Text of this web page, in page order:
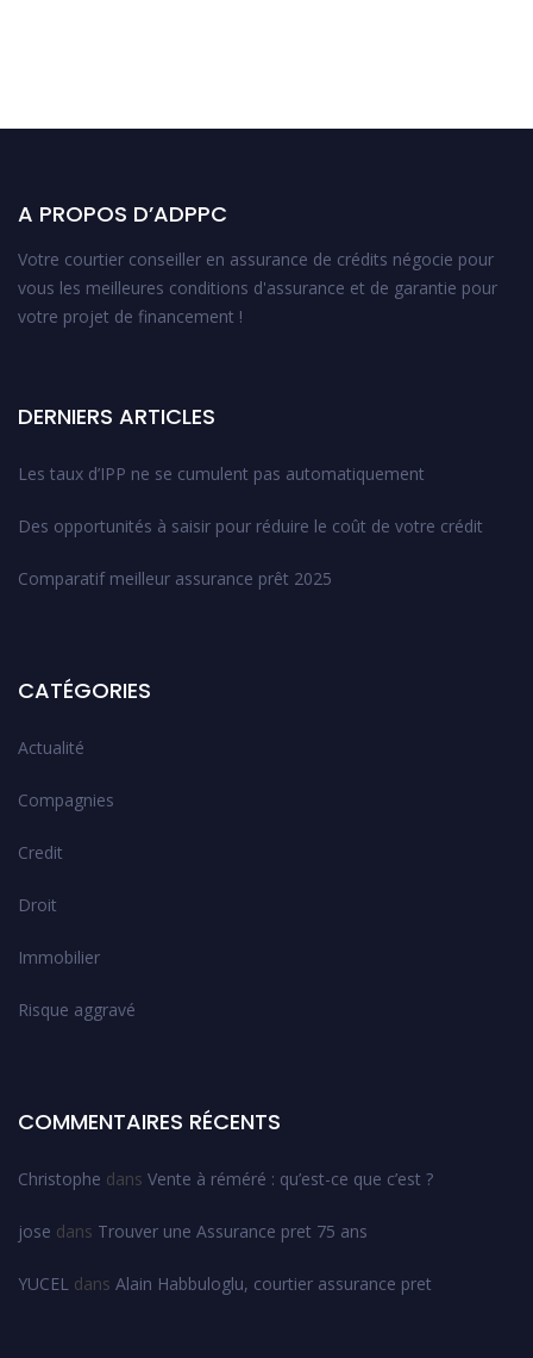
A PROPOS D’ADPPC
Votre courtier conseiller en assurance de crédits négocie pour
vous les meilleures conditions d'assurance et de garantie pour
votre projet de financement !
DERNIERS ARTICLES
Les taux d’IPP ne se cumulent pas automatiquement
Des opportunités à saisir pour réduire le coût de votre crédit
Comparatif meilleur assurance prêt 2025
CATÉGORIES
Actualité
Compagnies
Credit
Droit
Immobilier
Risque aggravé
COMMENTAIRES RÉCENTS
Christophe dans Vente à réméré : qu’est-ce que c’est ?
jose dans Trouver une Assurance pret 75 ans
YUCEL dans Alain Habbuloglu, courtier assurance pret